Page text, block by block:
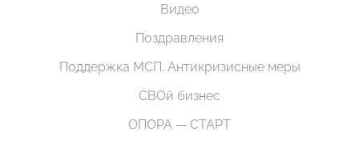
Видео
Поздравления
Поддержка МСП. Антикризисные меры
СВОй бизнес
ОПОРА — СТАРТ